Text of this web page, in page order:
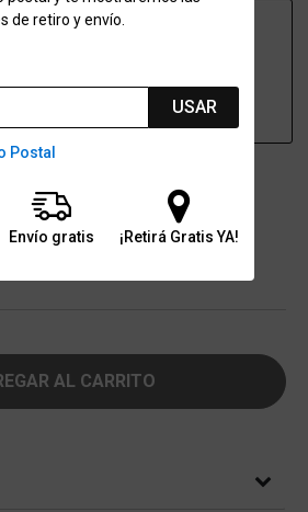
de retiro y envío.
USAR
Postal
Envío gratis ¡Retirá Gratis YA!
(a domicilio)
Seleccioná talle
sucursales
AL CARRITO